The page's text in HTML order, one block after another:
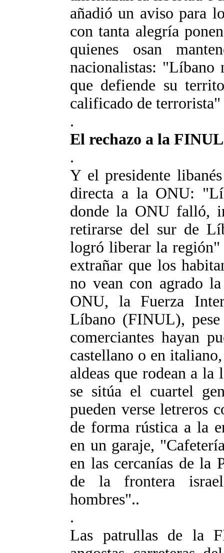
añadió un aviso para
con tanta alegría
quienes osan
nacionalistas: "Líbano
que defiende su
calificado de
.
El rechazo a la
.
Y el presidente
directa a la ONU:
donde la ONU falló,
retirarse del sur de
logró liberar la región"
extrañar que los
no vean con agrado
ONU, la Fuerza
Líbano (FINUL),
comerciantes hayan
castellano o en
aldeas que rodean a
se sitúa el cuartel
pueden verse letreros
de forma rústica a la
en un garaje,
en las cercanías de la
de la frontera
hombres"..
.
Las patrullas de la